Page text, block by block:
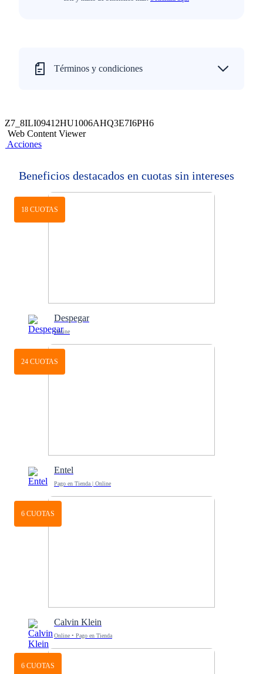
Términos y condiciones
Z7_8ILI09412HU1006AHQ3E7I6PH6
Web Content Viewer
Acciones
Beneficios destacados en cuotas sin intereses
18 CUOTAS
Despegar
Online
24 CUOTAS
Entel
Pago en Tienda | Online
6 CUOTAS
Calvin Klein
Online • Pago en Tienda
6 CUOTAS